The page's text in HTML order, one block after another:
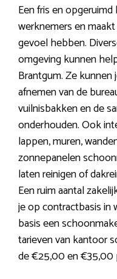
Een fris en
werknemers en
gevoel hebben.
omgeving kunnen
Brantgum. Ze
afnemen van de
vuilnisbakken en de
onderhouden. Ook
lappen, muren,
zonnepanelen
laten reinigen of
Een ruim aantal
je op contractbasis
basis een
tarieven van kantoor
de €25,00 en €35,00